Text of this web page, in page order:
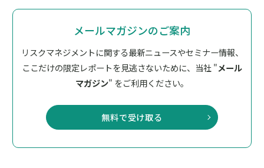
メールマガジンのご案内
リスクマネジメントに関する最新ニュースやセミナー情報、
ここだけの限定レポートを見逃さないために、 当社 "メール
マガジン" をご利用ください。
無料で受け取る